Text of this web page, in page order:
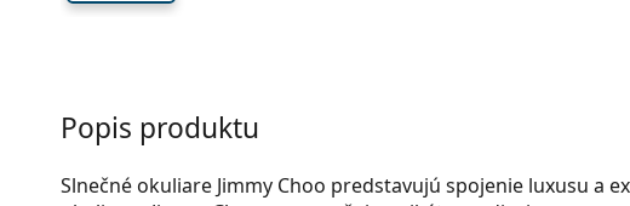
Popis produktu
Slnečné okuliare Jimmy Choo predstavujú spojenie luxusu a